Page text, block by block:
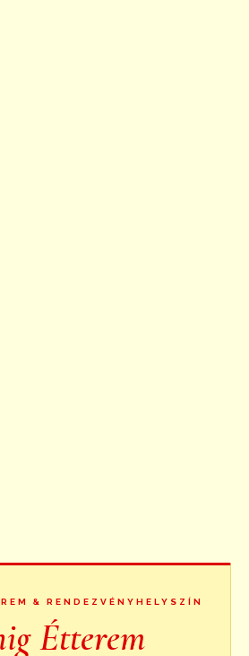
& RENDEZVÉNYHELYSZÍN
Étterem